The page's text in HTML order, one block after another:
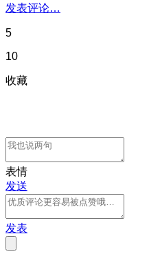
发表评论…
5
10
收藏
表情
发送
发表